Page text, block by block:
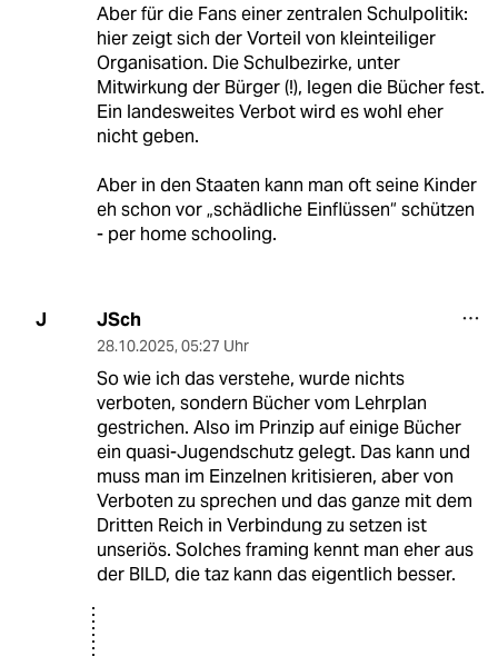
Aber für die Fans einer zentralen Schulpolitik:
hier zeigt sich der Vorteil von kleinteiliger
Organisation. Die Schulbezirke, unter
Mitwirkung der Bürger (!), legen die Bücher fest.
Ein landesweites Verbot wird es wohl eher
nicht geben.
Aber in den Staaten kann man oft seine Kinder
eh schon vor „schädliche Einflüssen“ schützen
- per home schooling.
J JSch
28.10.2025, 05:27 Uhr
So wie ich das verstehe, wurde nichts
verboten, sondern Bücher vom Lehrplan
gestrichen. Also im Prinzip auf einige Bücher
ein quasi-Jugendschutz gelegt. Das kann und
muss man im Einzelnen kritisieren, aber von
Verboten zu sprechen und das ganze mit dem
Dritten Reich in Verbindung zu setzen ist
unseriös. Solches framing kennt man eher aus
der BILD, die taz kann das eigentlich besser.